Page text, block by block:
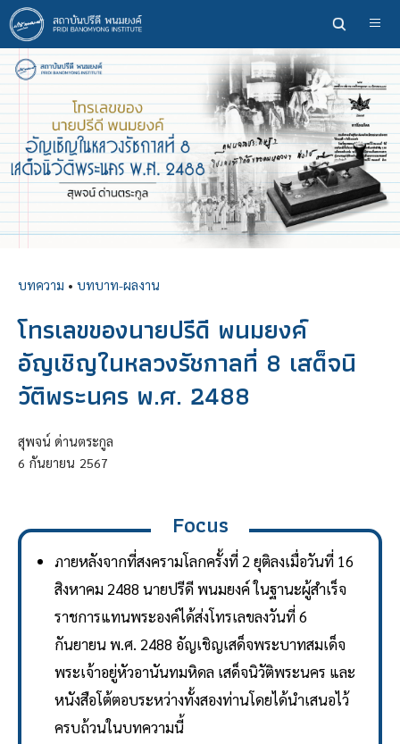
ข้าม
ไป
ยัง
เนื้อหา
หลัก
บทความ • บทบาท-ผลงาน
โทรเลขของนายปรีดี พนมยงค์
อัญเชิญในหลวงรัชกาลที่ 8 เสด็จนิ
วัติพระนคร พ.ศ. 2488
สุพจน์ ด่านตระกูล
6 กันยายน 2567
Focus
ภายหลังจากที่สงครามโลกครั้งที่ 2 ยุติลงเมื่อวันที่ 16
สิงหาคม 2488 นายปรีดี พนมยงค์ ในฐานะผู้สำเร็จ
ราชการแทนพระองค์ได้ส่งโทรเลขลงวันที่ 6
กันยายน พ.ศ. 2488 อัญเชิญเสด็จพระบาทสมเด็จ
พระเจ้าอยู่หัวอานันทมหิดล เสด็จนิวัติพระนคร และ
หนังสือโต้ตอบระหว่างทั้งสองท่านโดยได้นำเสนอไว้
ครบถ้วนในบทความนี้